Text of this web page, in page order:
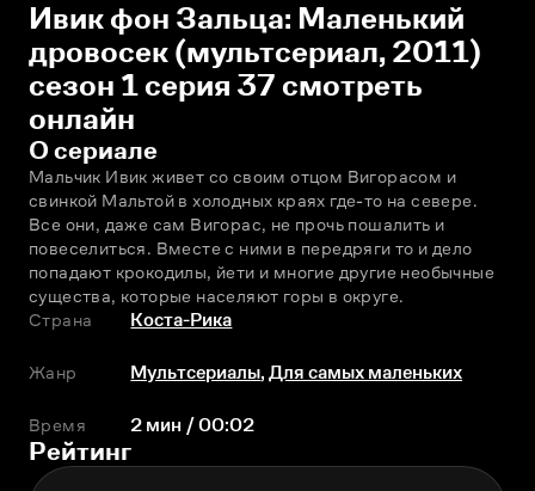
Ивик фон Зальца: Маленький
дровосек (мультсериал, 2011)
сезон 1 серия 37 смотреть
онлайн
О сериале
Мальчик Ивик живет со своим отцом Вигорасом и
свинкой Мальтой в холодных краях где-то на севере.
Все они, даже сам Вигорас, не прочь пошалить и
повеселиться. Вместе с ними в передряги то и дело
попадают крокодилы, йети и многие другие необычные
существа, которые населяют горы в округе.
Страна
Коста-Рика
Жанр Мультсериалы,Для самых маленьких
Время 2 мин / 00:02
Рейтинг